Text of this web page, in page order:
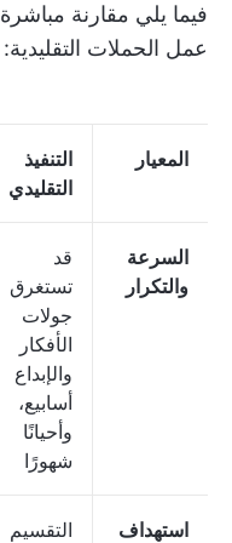
فيما يلي مقارنة
عمل الحملات التقليدية:
المعيار
التنفيذ
التقليدي
السرعة
والتكرار
قد
تستغرق
جولات
الأفكار
والإبداع
أسابيع،
وأحيانًا
شهورًا
استهداف
التقسيم